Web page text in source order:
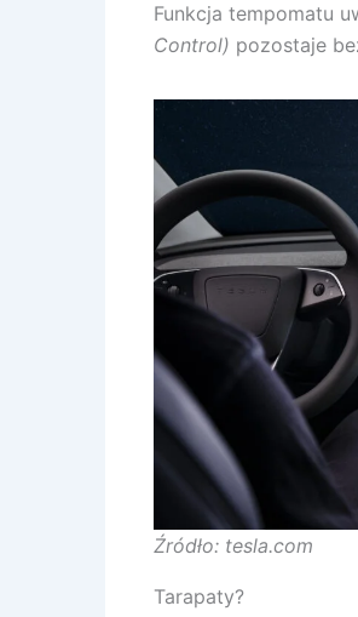
Funkcja tempomatu
Control) pozostaje
Źródło: tesla.com
Tarapaty?